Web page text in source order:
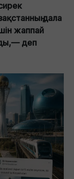
дала
жаппай
деп